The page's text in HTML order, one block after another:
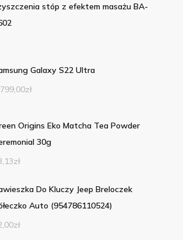
stóp z efektem masażu BA-
Galaxy S22 Ultra
zł
Origins Eko Matcha Tea Powder
30g
zł
Do Kluczy Jeep Breloczek
Auto (954786110524)
zł